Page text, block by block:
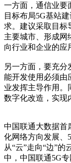
一方面，通信业要
目标布局5G基站
求。建议采取目标
主要城市、形成网
向行业和企业的应
另一方面，要充分
能开发使用必须由
业发挥主导作用。
数字化改造，实现
中国联通大数据首
化网络方向发展、
从“云”走向“边”
中，中国联通5G